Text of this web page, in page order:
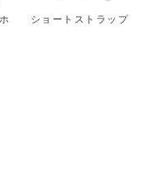
ショートストラップ